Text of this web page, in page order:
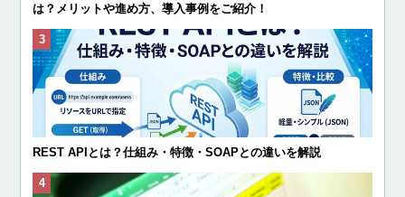
は？メリットや進め方、導入事例をご紹介！
REST APIとは？仕組み・特徴・SOAPとの違いを解説